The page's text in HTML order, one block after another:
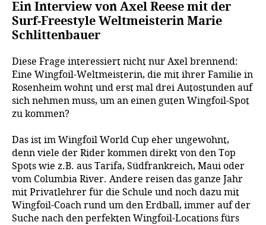
Ein Interview von Axel Reese mit der
Surf-Freestyle Weltmeisterin Marie
Schlittenbauer
Diese Frage interessiert nicht nur Axel brennend:
Eine Wingfoil-Weltmeisterin, die mit ihrer Familie in
Rosenheim wohnt und erst mal drei Autostunden auf
sich nehmen muss, um an einen guten Wingfoil-Spot
zu kommen?
Das ist im Wingfoil World Cup eher ungewohnt,
denn viele der Rider kommen direkt von den Top
Spots wie z.B. aus Tarifa, Südfrankreich, Maui oder
vom Columbia River. Andere reisen das ganze Jahr
mit Privatlehrer für die Schule und noch dazu mit
Wingfoil-Coach rund um den Erdball, immer auf der
Suche nach den perfekten Wingfoil-Locations fürs